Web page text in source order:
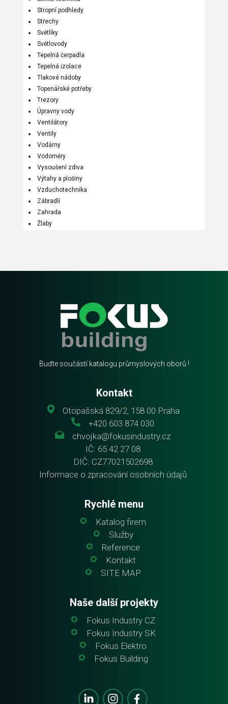
Stropní podhledy
Střechy
Světlíky
Světlovody
Tepelná čerpadla
Tepelná izolace
Tlakové nádoby
Topenářské potřeby
Trezory
Úpravny vody
Ventilátory
Ventily
Vodárny
Vodoměry
Vysoušení zdiva
Výtahy a plošiny
Vzduchotechnika
Zábradlí
Zahrada
Žlaby
Buďte součástí katalogu průmyslových oborů !
Kontakt
Otopašská 829/2, 158 00 Praha
+420 603 874 030
chvojka@fokusindustry.cz
IČ: 65 42 27 08
DIČ: CZ77021502698
Informace o zpracování osobních údajů
Rychlé menu
Katalog firem
Služby
Reference
Kontakt
SITE MAP
Naše další projekty
Fokus Industry CZ
Fokus Industry SK
Fokus Elektro
Fokus Building